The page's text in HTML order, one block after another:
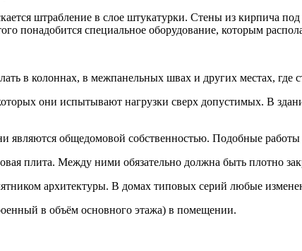
штрабление в слое штукатурки. Стены из кирпича
понадобится специальное оборудование, которым
в колоннах, в межпанельных швах и других местах,
они испытывают нагрузки сверх допустимых. В
являются общедомовой собственностью. Подобные работы
плита. Между ними обязательно должна быть плотно
архитектуры. В домах типовых серий любые
в объём основного этажа) в помещении.